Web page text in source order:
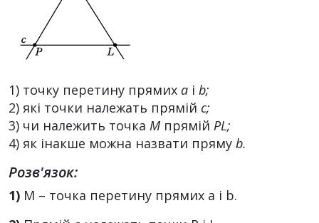
1) точку перетину прямих а і b;
2) які точки належать прямій с;
3) чи належить точка М прямій PL;
4) як інакше можна назвати пряму b.
Розв'язок:
1) М – точка перетину прямих а і b.